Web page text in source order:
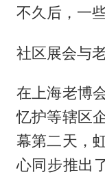
不久后，一
社区展会与
在上海老博
忆护等辖区
幕第二天，
心同步推出